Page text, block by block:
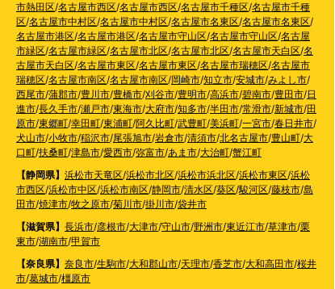
市熱田区/名古屋市西区/名古屋市西区/名古屋市千種区/名古屋市千種
区/名古屋市中村区/名古屋市中村区/名古屋市名東区/名古屋市名東区/
名古屋市港区/名古屋市港区/名古屋市守山区/名古屋市守山区/名古屋
市緑区/名古屋市緑区/名古屋市北区/名古屋市北区/名古屋市天白区/名
古屋市天白区/名古屋市東区/名古屋市東区/名古屋市瑞穂区/名古屋市
瑞穂区/名古屋市南区/名古屋市南区/岡崎市/知立市/安城市/みよし市/
西尾市/蒲郡市/豊川市/豊橋市/刈谷市/豊明市/高浜市/碧南市/豊田市/日
進市/長久手市/瀬戸市/東海市/大府市/知多市/半田市/常滑市/新城市/田
原市/東郷町/幸田町/東浦町/阿久比町/武豊町/美浜町/一宮市/春日井市/
犬山市/小牧市/稲沢市/尾張旭市/岩倉市/清須市/北名古屋市/豊山町/大
口町/扶桑町/津島市/愛西市/弥富市/あま市/大治町/蟹江町
【静岡県】 浜松市天竜区/浜松市北区/浜松市浜北区/浜松市東区/浜松
市西区/浜松市中区/浜松市南区/静岡市/清水区/葵区/駿河区/藤枝市/島
田市/焼津市/牧之原市/菊川市/掛川市/袋井市
【滋賀県】 長浜市/彦根市/大津市/守山市/野洲市/東近江市/草津市/栗
東市/湖南市/甲賀市
【奈良県】 奈良市/生駒市/大和郡山市/天理市/香芝市/大和高田市/桜井
市/葛城市/橿原市